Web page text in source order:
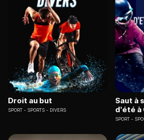
Droit au but
SPORT SPORTS - DIVERS
Saut à
d'été à
SPORT